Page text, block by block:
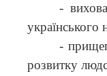
-
українського
-
розвитку